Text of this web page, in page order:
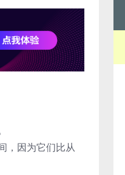
，因为它们比从